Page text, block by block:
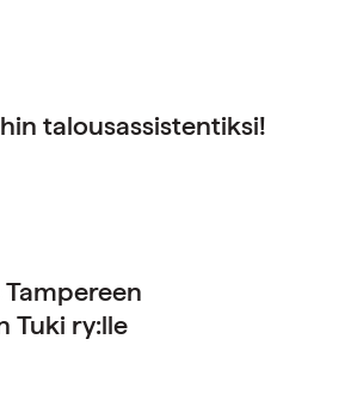
talousassistentiksi!
Tuki ry:lle